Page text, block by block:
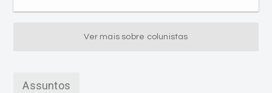
Ver mais sobre colunistas
Assuntos